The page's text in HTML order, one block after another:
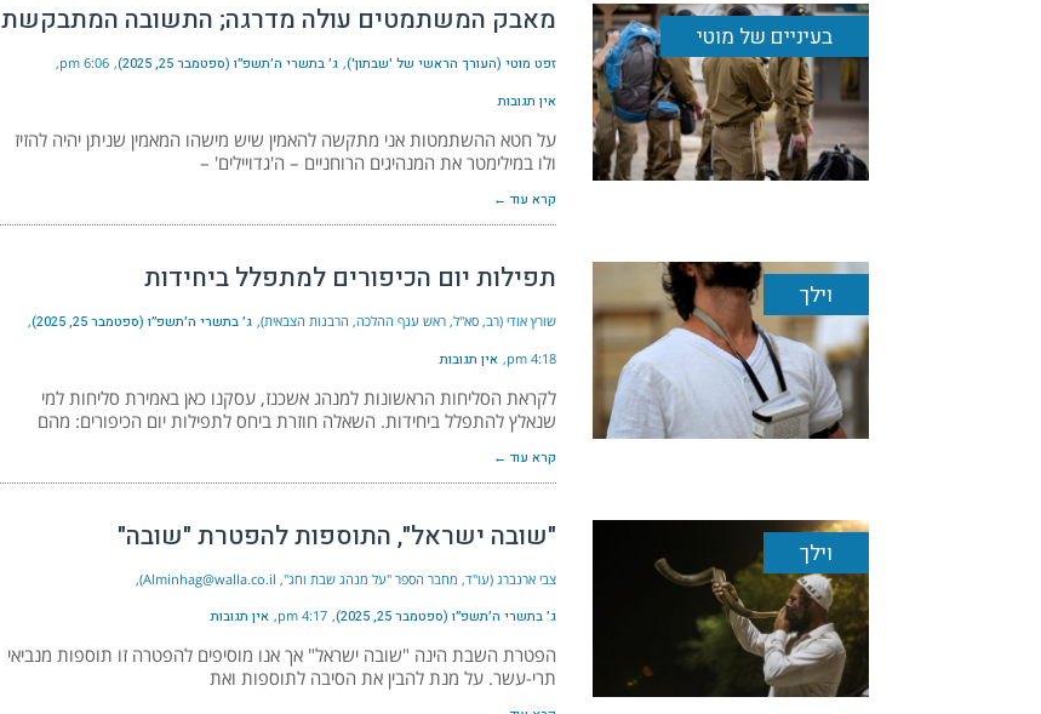
בעיניים של מוטי מאבק המשתמטים עולה מדרגה; התשובה המתבקשת
זפט מוטי (העורך הראשי של 'שבתון') ג׳ בתשרי ה׳תשפ״ו (ספטמבר 25, 2025) 6:06 pm
אין תגובות
על חטא ההשתמטות אני מתקשה להאמין שיש מישהו המאמין שניתן יהיה להזיז
ולו במילימטר את המנהיגים הרוחניים – ה'גדויילים' –
קרא עוד ←
וילך תפילות יום הכיפורים למתפלל ביחידות
שורץ אודי (רב, סא"ל, ראש ענף ההלכה, הרבנות הצבאית) ג׳ בתשרי ה׳תשפ״ו (ספטמבר 25, 2025)
4:18 pm אין תגובות
לקראת הסליחות הראשונות למנהג אשכנז, עסקנו כאן באמירת סליחות למי
שנאלץ להתפלל ביחידות. השאלה חוזרת ביחס לתפילות יום הכיפורים: מהם
קרא עוד ←
וילך "שובה ישראל", התוספות להפטרת "שובה"
צבי ארנברג (עו"ד, מחבר הספר "על מנהג שבת וחג", Alminhag@walla.co.il)
ג׳ בתשרי ה׳תשפ״ו (ספטמבר 25, 2025) 4:17 pm אין תגובות
הפטרת השבת הינה "שובה ישראל" אך אנו מוסיפים להפטרה זו תוספות מנביאי
תרי-עשר. על מנת להבין את הסיבה לתוספות ואת